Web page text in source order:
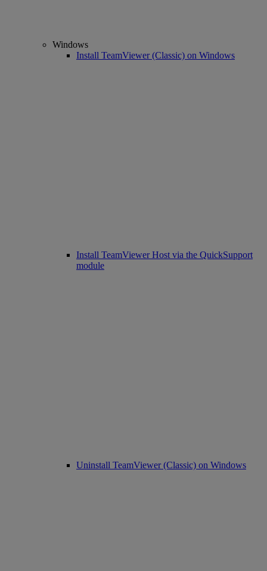
Windows
Install TeamViewer (Classic) on Windows
Install TeamViewer Host via the QuickSupport
module
Uninstall TeamViewer (Classic) on Windows